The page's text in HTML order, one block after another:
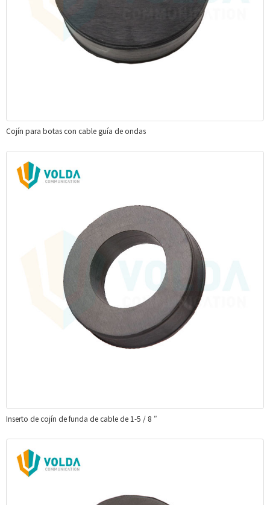
Cojín para botas con cable guía de ondas
Inserto de cojín de funda de cable de 1-5 / 8 ″